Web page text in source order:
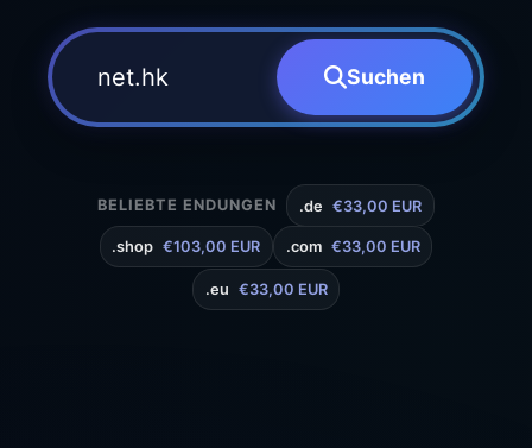
Suchen
BELIEBTE ENDUNGEN .de €33,00 EUR
.shop €103,00 EUR .com €33,00 EUR
.eu €33,00 EUR